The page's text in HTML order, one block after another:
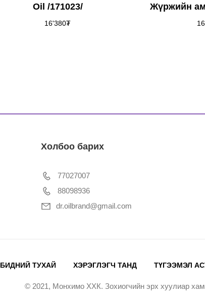
Oil /171023/
16'380₮
Жүржийн
Холбоо барих
77027007
88098936
dr.oilbrand@gmail.com
БИДНИЙ ТУХАЙ ХЭРЭГЛЭГЧ ТАНД ТҮГЭЭМЭЛ
© 2021, Монхимо ХХК. Зохиогчийн эрх хуулиар